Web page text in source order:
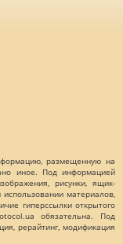
размещенную на
иное. Под информацией
рисунки, ящик-
материалов,
гиперссылки открытого
обязательна. Под
рерайтинг, модификация